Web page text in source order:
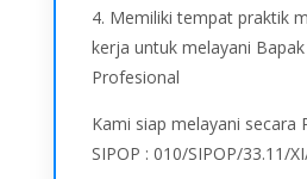
4. Memiliki tempat praktik
kerja untuk melayani
Profesional
Kami siap melayani secara
SIPOP : 010/SIPOP/33.11/